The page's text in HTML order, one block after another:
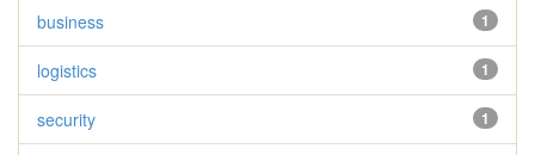
1
business
1
logistics
1
security